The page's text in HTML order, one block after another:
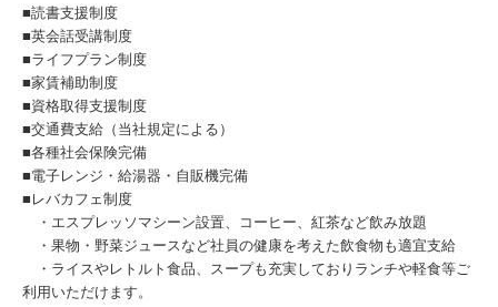
■読書支援制度
■英会話受講制度
■ライフプラン制度
■家賃補助制度
■資格取得支援制度
■交通費支給（当社規定による）
■各種社会保険完備
■電子レンジ・給湯器・自販機完備
■レバカフェ制度
・エスプレッソマシーン設置、コーヒー、紅茶など飲み放題
・果物・野菜ジュースなど社員の健康を考えた飲食物も適宜支給
・ライスやレトルト食品、スープも充実しておりランチや軽食等ご
利用いただけます。